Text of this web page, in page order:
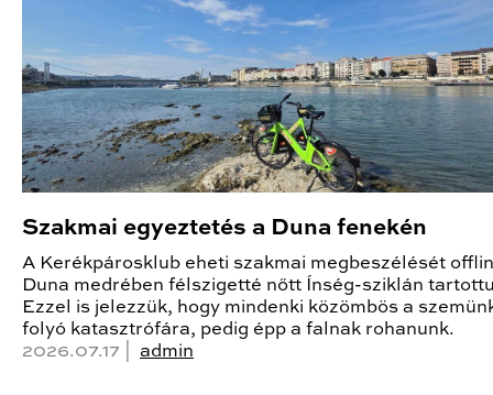
Szakmai egyeztetés a Duna fenekén
A Kerékpárosklub eheti szakmai megbeszélését
Duna medrében félszigetté nőtt Ínség-sziklán
Ezzel is jelezzük, hogy mindenki közömbös a
folyó katasztrófára, pedig épp a falnak rohanunk.
2026.07.17 | admin